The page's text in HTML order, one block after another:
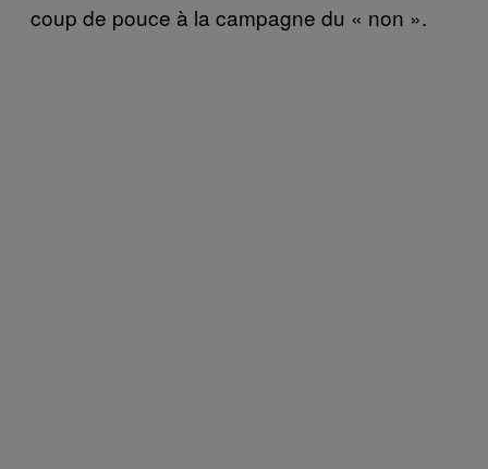
coup de pouce à la campagne du « non ».